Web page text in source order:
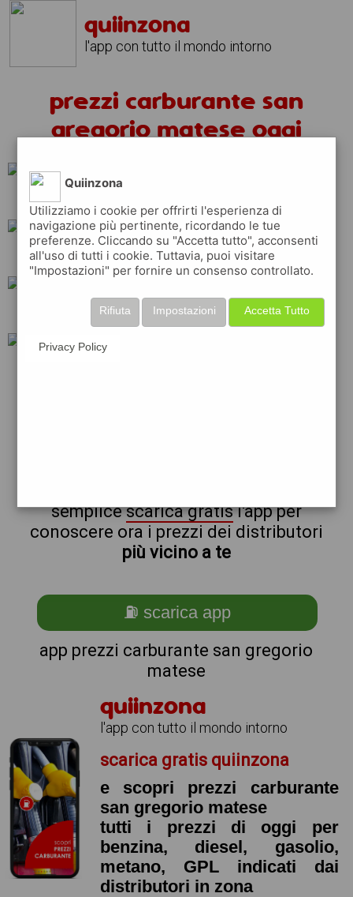
quiinzona
l'app con tutto il mondo intorno
prezzi carburante san
gregorio matese oggi
shell total
api q8
semplicescarica gratisl'app per
conoscere ora i prezzi dei distributori
più vicino a te
⛽ scarica app
app prezzi carburante san gregorio
matese
quiinzona
l'app con tutto il mondo intorno
scarica gratis quiinzona
e scopri prezzi carburante
san gregorio matese
tutti i prezzi di oggi per
benzina, diesel, gasolio,
metano, GPL indicati dai
distributori in zona
Quiinzona
Utilizziamo i cookie per offrirti l'esperienza di
navigazione più pertinente, ricordando le tue
preferenze. Cliccando su "Accetta tutto", acconsenti
all'uso di tutti i cookie. Tuttavia, puoi visitare
"Impostazioni" per fornire un consenso controllato.
Accetta Tutto
Impostazioni
Rifiuta
Privacy Policy